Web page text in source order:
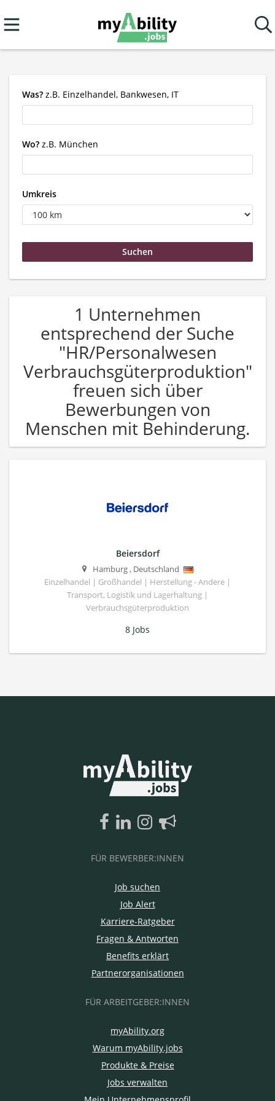
Was? z.B. Einzelhandel, Bankwesen, IT
Wo? z.B. München
Umkreis
1 Unternehmen
entsprechend der Suche
"HR/Personalwesen
Verbrauchsgüterproduktion"
freuen sich über
Bewerbungen von
Menschen mit Behinderung.
Beiersdorf
Hamburg, Deutschland
Einzelhandel | Großhandel | Herstellung - Andere |
Transport, Logistik und Lagerhaltung |
Verbrauchsgüterproduktion
8 Jobs
FÜR BEWERBER:INNEN
Job suchen
Job Alert
Karriere-Ratgeber
Fragen & Antworten
Benefits erklärt
Partnerorganisationen
FÜR ARBEITGEBER:INNEN
myAbility.org
Warum myAbility.jobs
Produkte & Preise
Jobs verwalten